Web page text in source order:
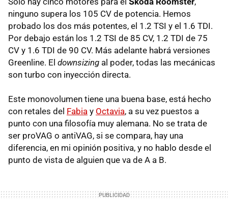
ninguno supera los 105 CV de potencia. Hemos
probado los dos más potentes, el 1.2 TSI y el 1.6 TDI.
Por debajo están los 1.2 TSI de 85 CV, 1.2 TDI de 75
CV y 1.6 TDI de 90 CV. Más adelante habrá versiones
Greenline. El downsizing al poder, todas las mecánicas
son turbo con inyección directa.
Este monovolumen tiene una buena base, está hecho
con retales del Fabia y Octavia, a su vez puestos a
punto con una filosofía muy alemana. No se trata de
ser proVAG o antiVAG, si se compara, hay una
diferencia, en mi opinión positiva, y no hablo desde el
punto de vista de alguien que va de A a B.